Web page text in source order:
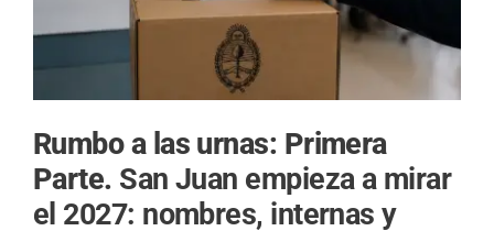
Rumbo a las urnas: Primera
Parte. San Juan empieza a mirar
el 2027: nombres, internas y